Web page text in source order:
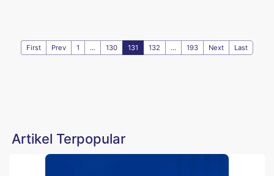
First Prev 1 ... 130 131 132 ... 193 Next Last
Artikel Terpopular